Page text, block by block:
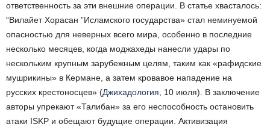
ответственность за эти внешние операции. В статье хвасталось:
“Вилайет Хорасан ”Исламского государства» стал неминуемой
опасностью для неверных всего мира, особенно в последние
несколько месяцев, когда моджахеды нанесли удары по
нескольким крупным зарубежным целям, таким как «рафидские
мушрикины» в Кермане, а затем кровавое нападение на
русских крестоносцев» (Джихадология , 10 июля). В заключение
авторы упрекают «Талибан» за его неспособность остановить
атаки ISKP и обещают будущие операции. Активизация